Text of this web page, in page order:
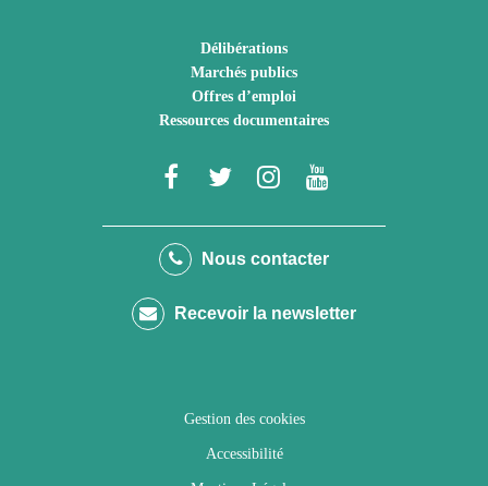
Délibérations
Marchés publics
Offres d’emploi
Ressources documentaires
Lien
le
Facebook
Lien
le
Twitter
Lien
le
Instagram
Youtube
Nous contacter
Recevoir la newsletter
Gestion des cookies
Accessibilité